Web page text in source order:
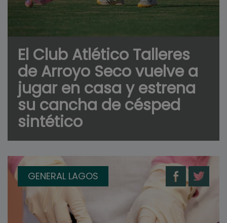
El Club Atlético Talleres
de Arroyo Seco vuelve a
jugar en casa y estrena
su cancha de césped
sintético
GENERAL LAGOS